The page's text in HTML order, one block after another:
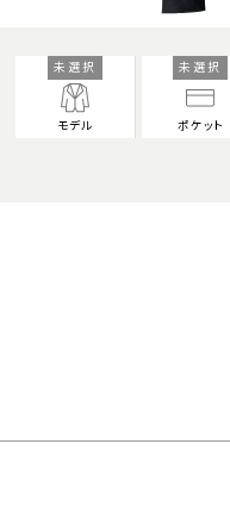
モデル
未選択
ポケット
未選択